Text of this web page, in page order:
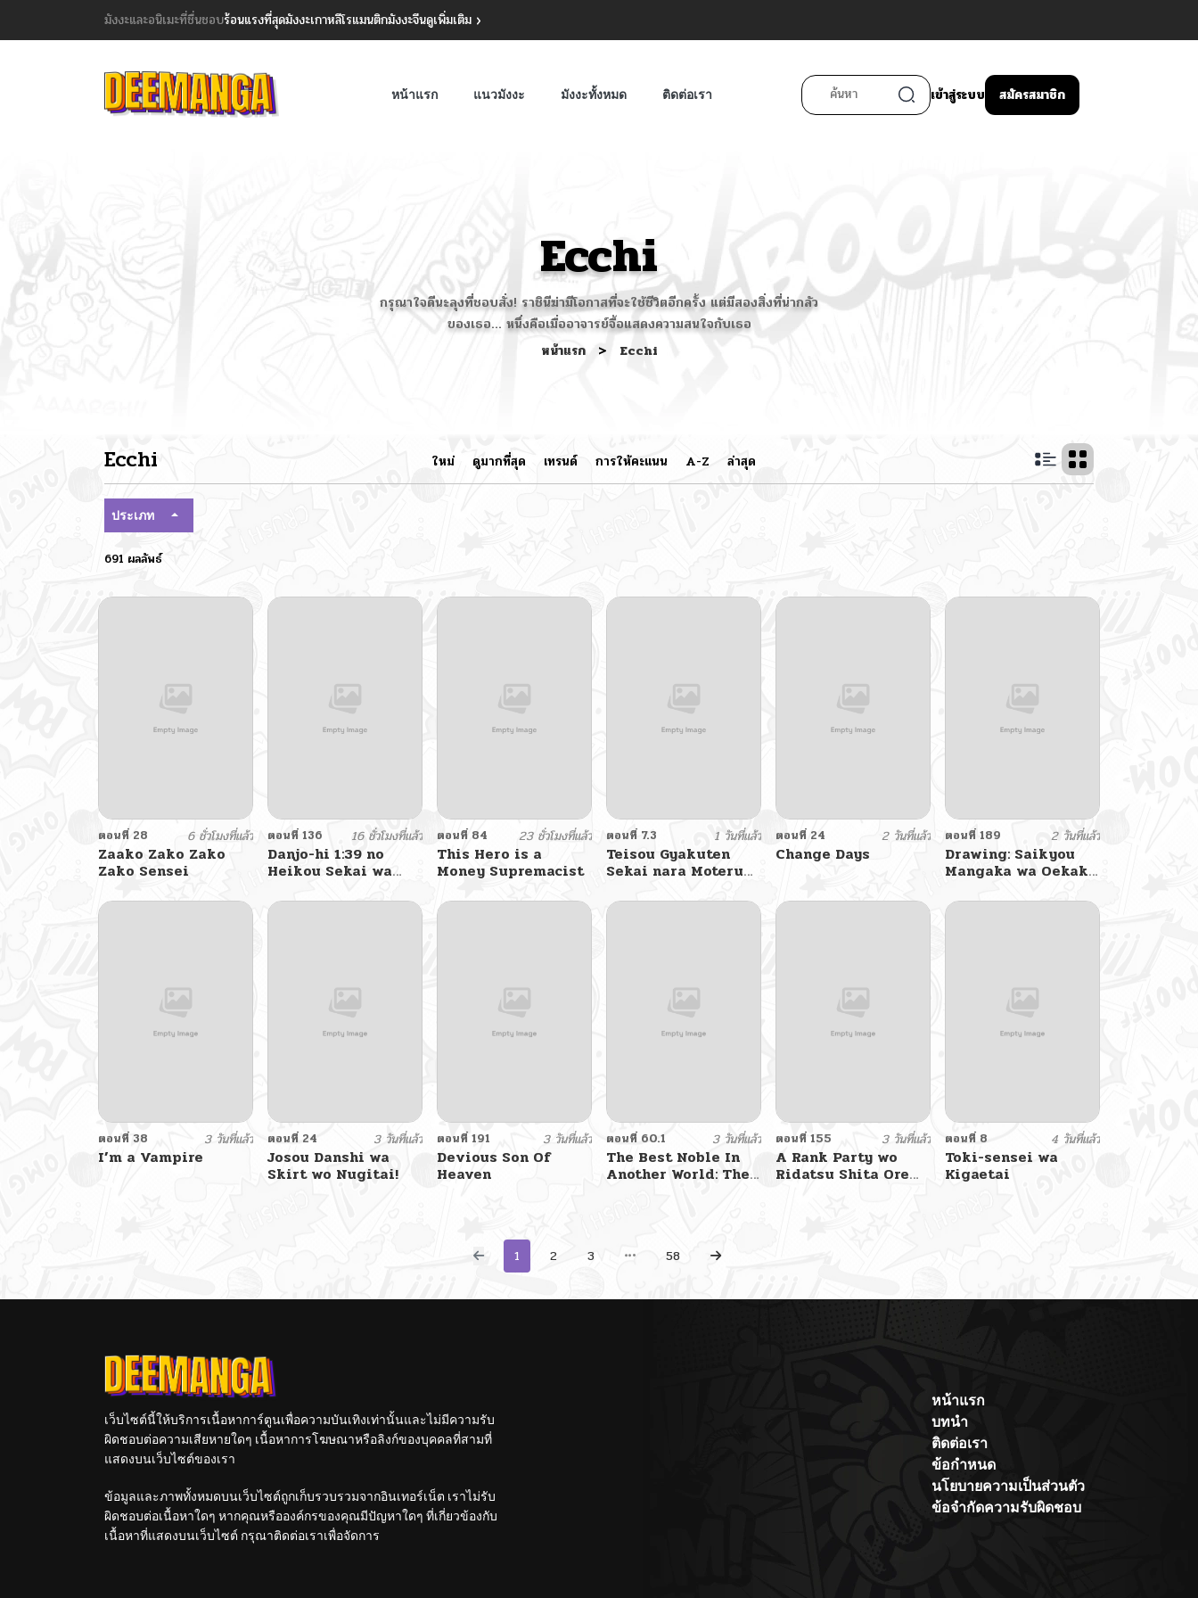
มังงะและอนิเมะที่ชื่นชอบร้อนแรงที่สุดมังงะเกาหลีโรแมนติกมังงะจีนดูเพิ่มเติม
หน้าแรก แนวมังงะ มังงะทั้งหมด ติดต่อเรา เข้าสู่ระบบ สมัครสมาชิก
Ecchi
กรุณาใจดีนะลุงที่ชอบสั่ง! ราชินีฆ่ามีโอกาสที่จะใช้ชีวิตอีกครั้ง แต่มีสองสิ่งที่น่ากลัว
ของเธอ... หนึ่งคือเมื่ออาจารย์จื้อแสดงความสนใจกับเธอ
หน้าแรก > Ecchi
Ecchi ใหม่ ดูมากที่สุด เทรนด์ การให้คะแนน A-Z ล่าสุด
ประเภท
691 ผลลัพธ์
ตอนที่ 28 6 ชั่วโมงที่แล้ว
Zaako Zako Zako
Zako Sensei
ตอนที่ 136 16 ชั่วโมงที่แล้ว
Danjo-hi 1:39 no
Heikou Sekai wa
Futsuu
ตอนที่ 84 23 ชั่วโมงที่แล้ว
This Hero is a
Money Supremacist
ตอนที่ 7.3 1 วันที่แล้ว
Teisou Gyakuten
Sekai nara Moteru
ตอนที่ 24 2 วันที่แล้ว
Change Days
ตอนที่ 189 2 วันที่แล้ว
Drawing: Saikyou
Mangaka wa Oekaki
Musou Suru! นักวาดมัง
ตอนที่ 38 3 วันที่แล้ว
I’m a Vampire
ตอนที่ 24 3 วันที่แล้ว
Josou Danshi wa
Skirt wo Nugitai!
ตอนที่ 191 3 วันที่แล้ว
Devious Son Of
Heaven
ตอนที่ 60.1 3 วันที่แล้ว
The Best Noble In
Another World: The
ตอนที่ 155 3 วันที่แล้ว
A Rank Party wo
Ridatsu Shita Ore
ตอนที่ 8 4 วันที่แล้ว
Toki-sensei wa
Kigaetai
1 2 3 58
เว็บไซต์นี้ให้บริการเนื้อหาการ์ตูนเพื่อความบันเทิงเท่านั้นและไม่มีความรับ
ผิดชอบต่อความเสียหายใดๆ เนื้อหาการโฆษณาหรือลิงก์ของบุคคลที่สามที่
แสดงบนเว็บไซต์ของเรา
ข้อมูลและภาพทั้งหมดบนเว็บไซต์ถูกเก็บรวบรวมจากอินเทอร์เน็ต เราไม่รับ
ผิดชอบต่อเนื้อหาใดๆ หากคุณหรือองค์กรของคุณมีปัญหาใดๆ ที่เกี่ยวข้องกับ
เนื้อหาที่แสดงบนเว็บไซต์ กรุณาติดต่อเราเพื่อจัดการ
หน้าแรก
บทนำ
ติดต่อเรา
ข้อกำหนด
นโยบายความเป็นส่วนตัว
ข้อจำกัดความรับผิดชอบ